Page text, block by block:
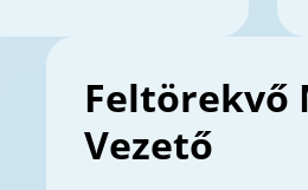
Feltörekvő
Vezető